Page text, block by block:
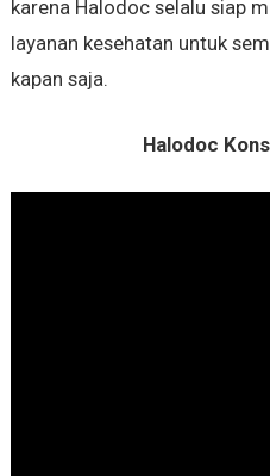
karena Halodoc selalu siap
layanan kesehatan untuk
kapan saja.
Halodoc